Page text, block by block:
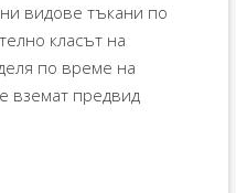
видове тъкани по
класът на
по време на
вземат предвид